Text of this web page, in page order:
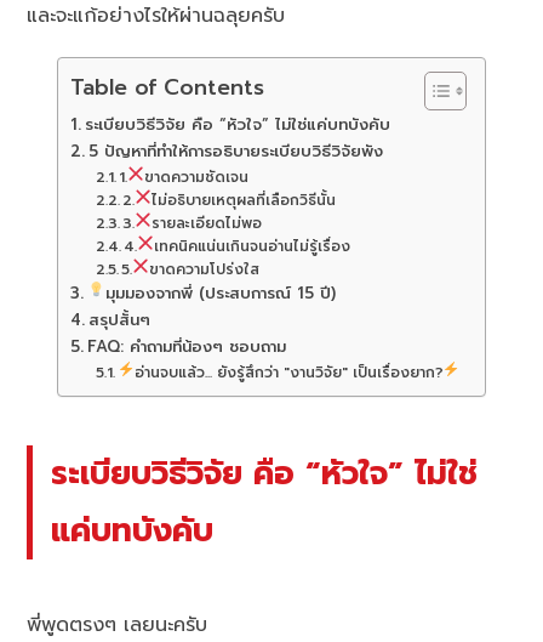
และจะแก้อย่างไรให้ผ่านฉลุยครับ
Table of Contents
ระเบียบวิธีวิจัย คือ “หัวใจ” ไม่ใช่แค่บทบังคับ
5 ปัญหาที่ทำให้การอธิบายระเบียบวิธีวิจัยพัง
1.
ขาดความชัดเจน
2.
ไม่อธิบายเหตุผลที่เลือกวิธีนั้น
3.
รายละเอียดไม่พอ
4.
เทคนิคแน่นเกินจนอ่านไม่รู้เรื่อง
5.
ขาดความโปร่งใส
มุมมองจากพี่ (ประสบการณ์ 15 ปี)
สรุปสั้นๆ
FAQ: คำถามที่น้องๆ ชอบถาม
อ่านจบแล้ว... ยังรู้สึกว่า "งานวิจัย" เป็นเรื่องยาก?
ระเบียบวิธีวิจัย คือ “หัวใจ” ไม่ใช่
แค่บทบังคับ
พี่พูดตรงๆ เลยนะครับ